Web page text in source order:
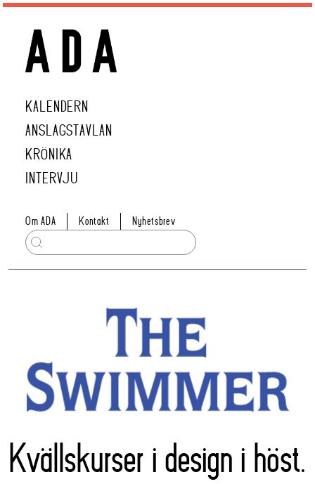
KALENDERN
ANSLAGSTAVLAN
KRÖNIKA
INTERVJU
Om ADA Kontakt Nyhetsbrev
Kvällskurser i design i höst.